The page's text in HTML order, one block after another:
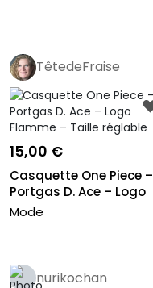
TêtedeFraise
15,00 €
Casquette One Piece –
Portgas D. Ace – Logo
Flamme...
Mode
nurikochan